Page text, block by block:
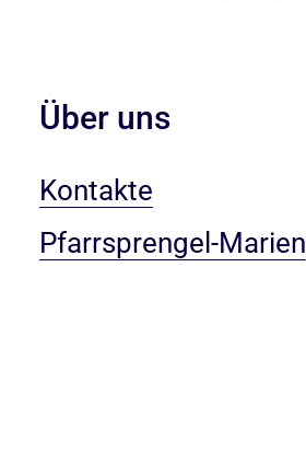
Über uns
Kontakte
Pfarrsprengel-Marien